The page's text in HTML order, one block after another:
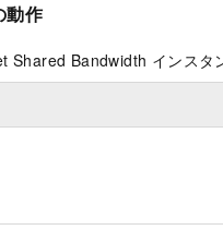
動作
Shared Bandwidth インスタ